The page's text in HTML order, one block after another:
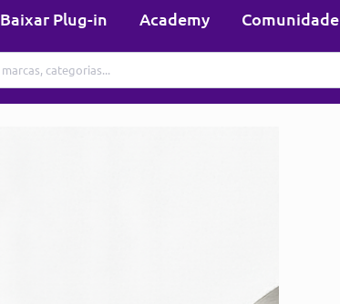
Baixar Plug-in Academy Comunidade